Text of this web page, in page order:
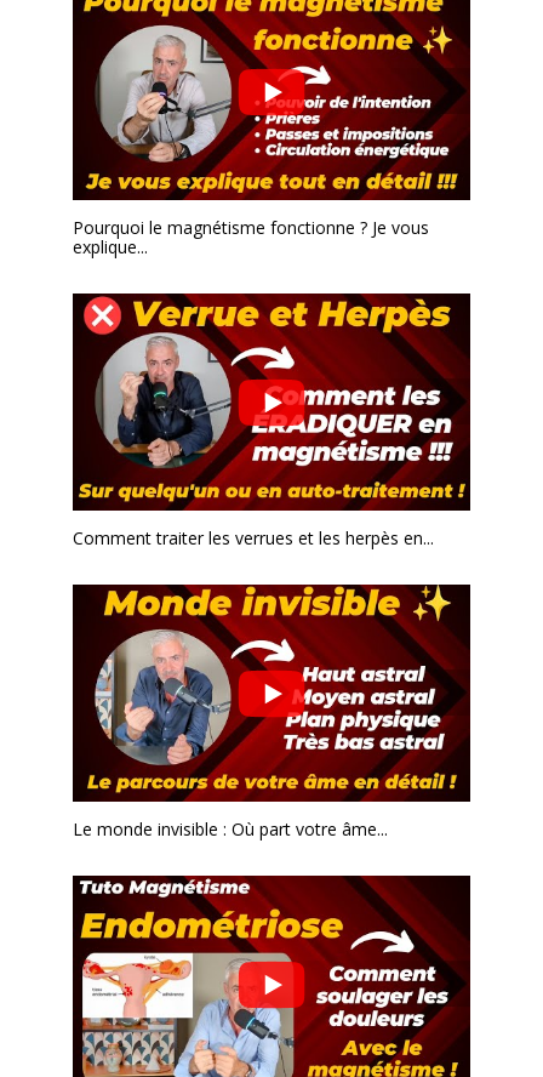
Pourquoi le magnétisme fonctionne ? Je vous
explique...
Comment traiter les verrues et les herpès en...
Le monde invisible : Où part votre âme...